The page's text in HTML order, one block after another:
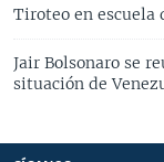
Tiroteo en escuela
Jair Bolsonaro se
situación de